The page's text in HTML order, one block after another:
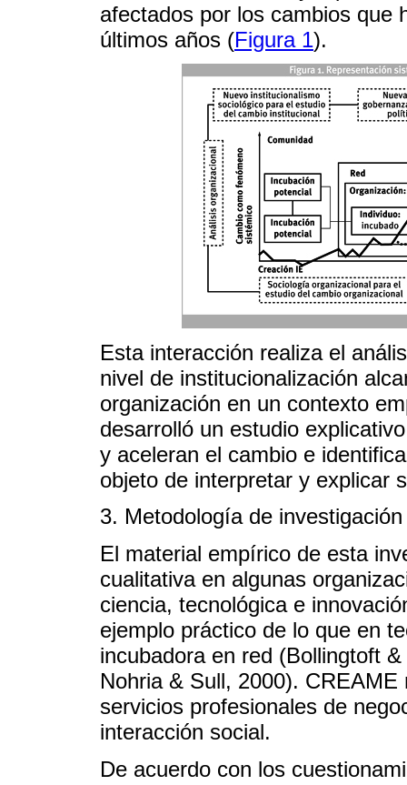
afectados por los cambios que
últimos años (Figura 1).
Esta interacción realiza el
nivel de institucionalización
organización en un contexto
desarrolló un estudio
y aceleran el cambio e
objeto de interpretar y explicar
3. Metodología de investigación
El material empírico de esta
cualitativa en algunas
ciencia, tecnológica e
ejemplo práctico de lo que en
incubadora en red (Bollingtoft
Nohria & Sull, 2000).
servicios profesionales de
interacción social.
De acuerdo con los